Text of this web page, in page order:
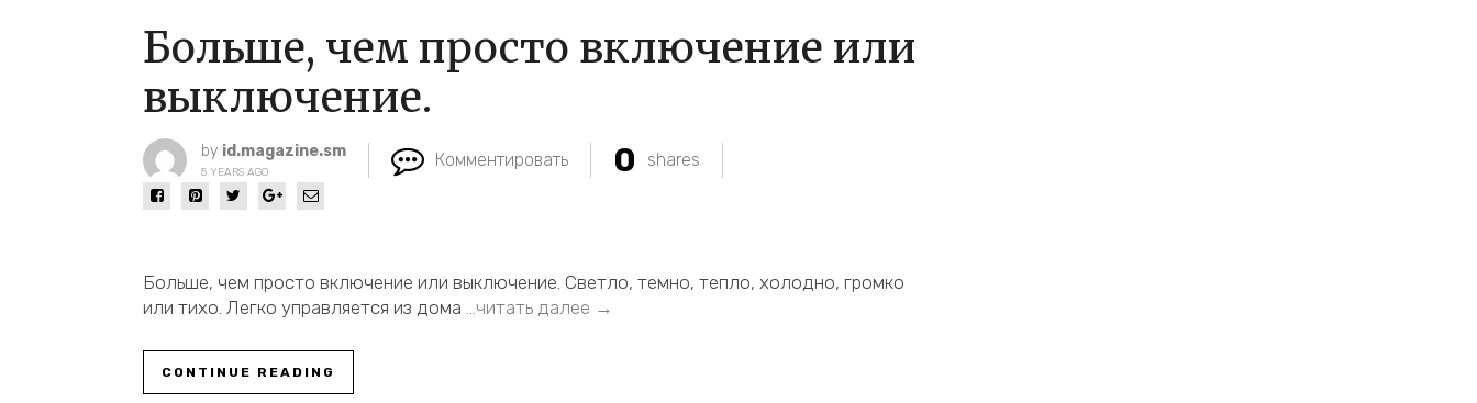
Больше, чем просто включение или
выключение.
by id.magazine.sm
5 YEARS AGO
Комментировать 0 shares
Больше, чем просто включение или выключение. Светло, темно, тепло, холодно, громко
или тихо. Легко управляется из дома …читать далее →
CONTINUE READING